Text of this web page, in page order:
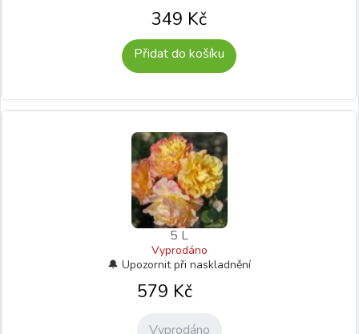
349 Kč
Přidat do košíku
5 L
Vyprodáno
579 Kč
Vyprodáno